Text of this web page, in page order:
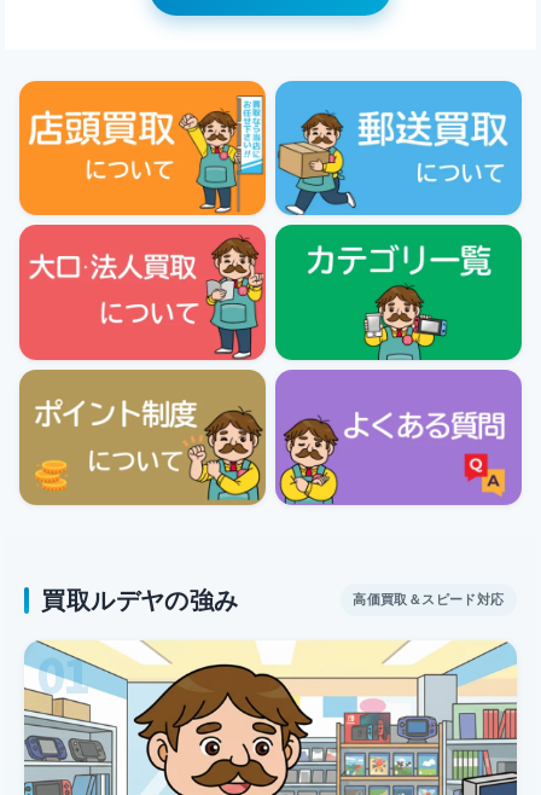
ェットブラックアルミニウムケースとブラックスポー
ェットブラックアルミニウムケースとブラックスポー
ツバンド- S/M [MEQT4J/A]
49,000円
新品
Apple Watch Series 11 (GPSモデル) 46mm ジ
ェットブラックアルミニウムケースとブラックスポー
ツバンド- M/L [MEUX4J/A]
買取価格
53,000円
ェットブラックアルミニウムケースとブラックスポー
ツバンド- S/M [MEUW4J/A]
53,000円
新品
ペースグレイアルミニウムケースとブラックスポーツ
バンド- M/L [MEQX4J/A]
買取価格
49,000円
新品
Apple Watch Series 11 (GPSモデル) 42mm ス
ペースグレイアルミニウムケースとブラックスポーツ
バンド- S/M [MEQW4J/A]
49,000
ペースグレイアルミニウムケースとブラックスポーツ
バンド- M/L [MEV44J/A]
53,000円
新品
Apple Watch Series 11 (GPSモデル) 46mm ス
ペースグレイアルミニウムケースとブラックスポーツ
バンド- S/M [MEV04J/A]
買取価格
53,000円
Apple Watch Series 11 (GPSモデル) 46mm シ
ルバーアルミニウムケースとパープルフォグスポーツ
53,000円
Apple Watch Series 11 (GPSモデル) 46mm シ
ルバーアルミニウムケースとパープルフォグスポーツ
バンド- S/M [MEV94J/A]
買取価格
53,000円
買取ルデヤの強み 高価買取＆スピード対応